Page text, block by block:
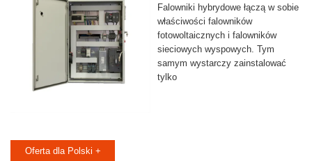
Falowniki hybrydowe łączą w sobie
właściwości falowników
fotowoltaicznych i falowników
sieciowych wyspowych. Tym
samym wystarczy zainstalować
tylko
Oferta dla Polski +